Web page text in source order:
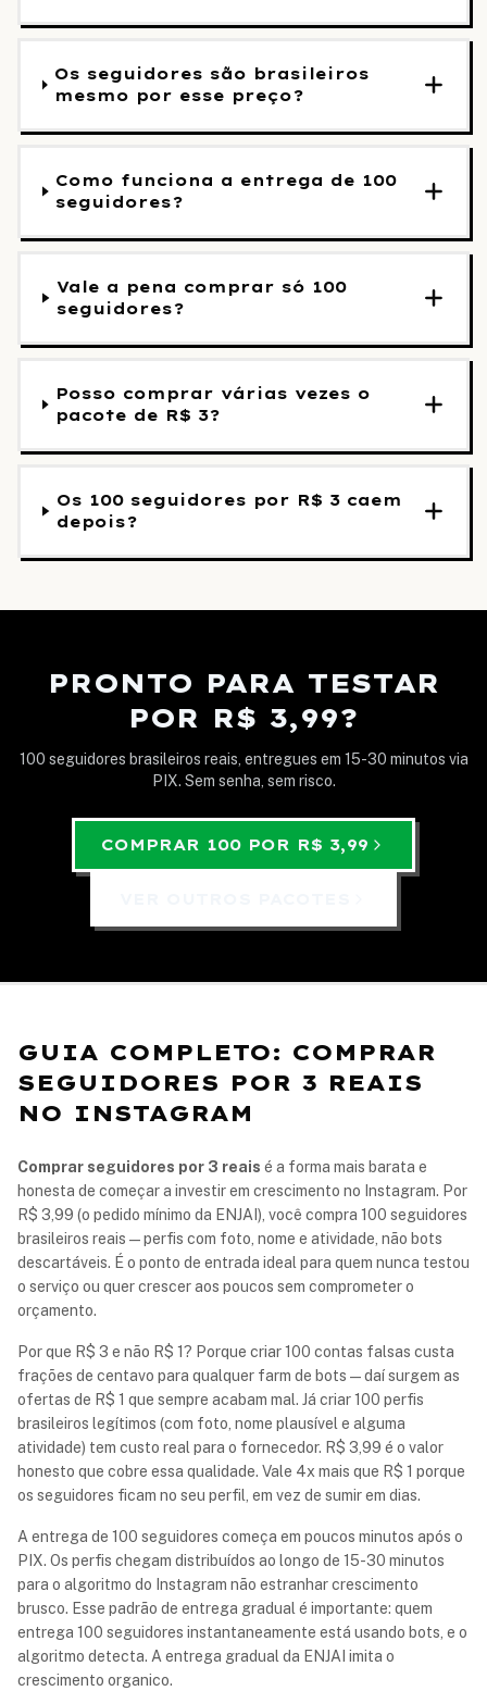
Os seguidores são brasileiros
mesmo por esse preço?
Como funciona a entrega de 100
seguidores?
Vale a pena comprar só 100
seguidores?
Posso comprar várias vezes o
pacote de R$ 3?
Os 100 seguidores por R$ 3 caem
depois?
PRONTO PARA TESTAR
POR R$ 3,99?
100 seguidores brasileiros reais, entregues em 15-30 minutos via
PIX. Sem senha, sem risco.
COMPRAR 100 POR R$ 3,99
GUIA COMPLETO: COMPRAR
SEGUIDORES POR 3 REAIS
NO INSTAGRAM
Comprar seguidores por 3 reais é a forma mais barata e
honesta de começar a investir em crescimento no Instagram. Por
R$ 3,99 (o pedido mínimo da ENJAI), você compra 100 seguidores
brasileiros reais — perfis com foto, nome e atividade, não bots
descartáveis. É o ponto de entrada ideal para quem nunca testou
o serviço ou quer crescer aos poucos sem comprometer o
orçamento.
Por que R$ 3 e não R$ 1? Porque criar 100 contas falsas custa
frações de centavo para qualquer farm de bots — daí surgem as
ofertas de R$ 1 que sempre acabam mal. Já criar 100 perfis
brasileiros legítimos (com foto, nome plausível e alguma
atividade) tem custo real para o fornecedor. R$ 3,99 é o valor
honesto que cobre essa qualidade. Vale 4x mais que R$ 1 porque
os seguidores ficam no seu perfil, em vez de sumir em dias.
A entrega de 100 seguidores começa em poucos minutos após o
PIX. Os perfis chegam distribuídos ao longo de 15-30 minutos
para o algoritmo do Instagram não estranhar crescimento
brusco. Esse padrão de entrega gradual é importante: quem
entrega 100 seguidores instantaneamente está usando bots, e o
algoritmo detecta. A entrega gradual da ENJAI imita o
crescimento organico.